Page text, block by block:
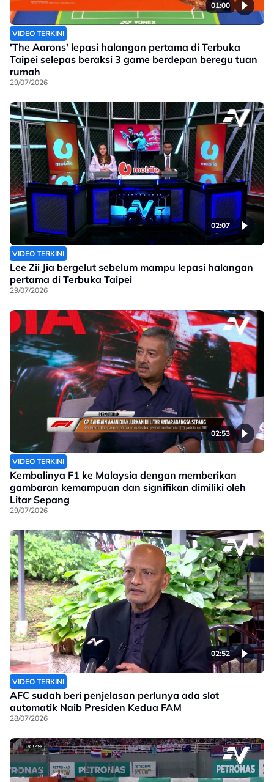
01:00
VIDEO TERKINI
'The Aarons' lepasi halangan pertama di Terbuka
Taipei selepas beraksi 3 game berdepan beregu tuan
rumah
29/07/2026
02:07
VIDEO TERKINI
Lee Zii Jia bergelut sebelum mampu lepasi halangan
pertama di Terbuka Taipei
29/07/2026
02:53
VIDEO TERKINI
Kembalinya F1 ke Malaysia dengan memberikan
gambaran kemampuan dan signifikan dimiliki oleh
Litar Sepang
29/07/2026
02:52
VIDEO TERKINI
AFC sudah beri penjelasan perlunya ada slot
automatik Naib Presiden Kedua FAM
28/07/2026